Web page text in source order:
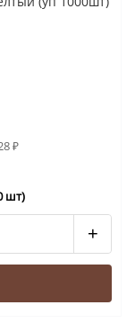
₽
шт)
+